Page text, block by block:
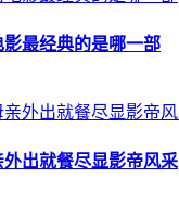
最经典的是哪一部
出就餐尽显影帝风采